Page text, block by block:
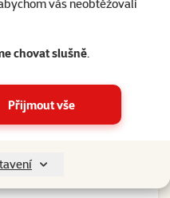
vás neobtěžovali
chovat slušně.
Přijmout vše